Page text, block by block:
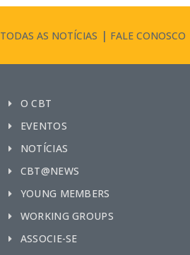
TODAS AS NOTÍCIAS FALE CONOSCO
O CBT
EVENTOS
NOTÍCIAS
CBT@NEWS
YOUNG MEMBERS
WORKING GROUPS
ASSOCIE-SE